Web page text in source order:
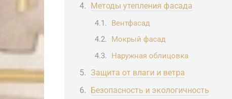
Методы утепления фасада
Вентфасад
Мокрый фасад
Наружная облицовка
Защита от влаги и ветра
Безопасность и экологичность